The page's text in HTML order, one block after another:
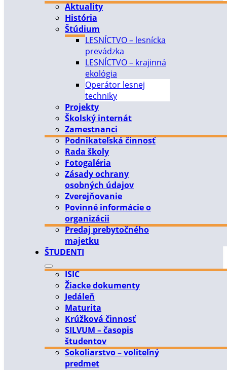
Aktuality
História
Štúdium
LESNÍCTVO – lesnícka
prevádzka
LESNÍCTVO – krajinná
ekológia
Operátor lesnej
techniky
Projekty
Školský internát
Zamestnanci
Podnikateľská činnosť
Rada školy
Fotogaléria
Zásady ochrany
osobných údajov
Zverejňovanie
Povinné informácie o
organizácii
Predaj prebytočného
majetku
ŠTUDENTI
ISIC
Žiacke dokumenty
Jedáleň
Maturita
Krúžková činnosť
SILVUM – časopis
študentov
Sokoliarstvo – voliteľný
predmet